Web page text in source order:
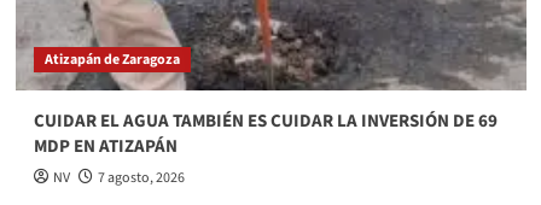
Atizapán de Zaragoza
CUIDAR EL AGUA TAMBIÉN ES CUIDAR LA INVERSIÓN DE 69
MDP EN ATIZAPÁN
NV 7 agosto, 2026